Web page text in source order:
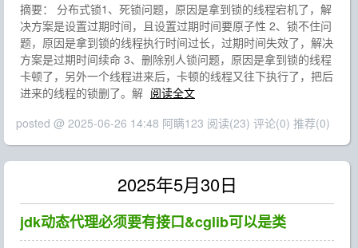
摘要： 分布式锁1、死锁问题，原因是拿到锁的线程宕机了，解
决方案是设置过期时间，且设置过期时间要原子性 2、锁不住问
题，原因是拿到锁的线程执行时间过长，过期时间失效了，解决
方案是过期时间续命 3、删除别人锁问题，原因是拿到锁的线程
卡顿了，另外一个线程进来后，卡顿的线程又往下执行了，把后
进来的线程的锁删了。解 阅读全文
posted @ 2025-06-26 14:48 阿瞒123 阅读(23) 评论(0) 推荐(0)
2025年5月30日
jdk动态代理必须要有接口&cglib可以是类